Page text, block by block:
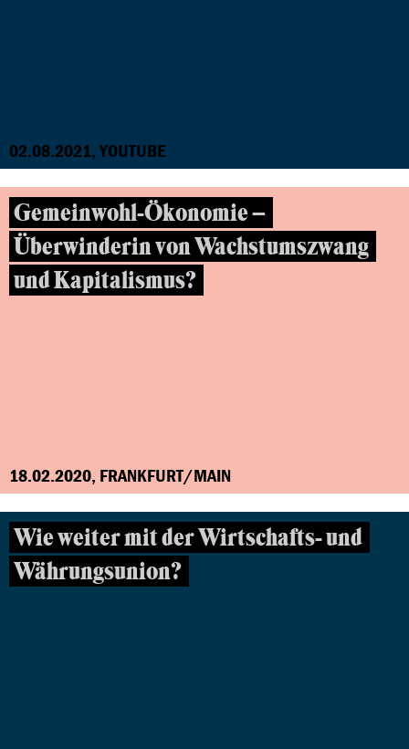
02.08.2021, YOUTUBE
Gemeinwohl-Ökonomie –
Überwinderin von Wachstumszwang
und Kapitalismus?
18.02.2020, FRANKFURT/MAIN
Wie weiter mit der Wirtschafts- und
Währungsunion?